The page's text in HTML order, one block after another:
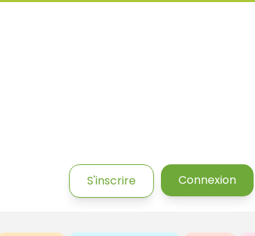
S'inscrire Connexion